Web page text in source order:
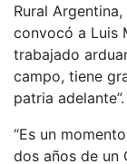
Rural
convocó a Luis
trabajado
campo, tiene
patria adelante”.
“Es un
dos años de un